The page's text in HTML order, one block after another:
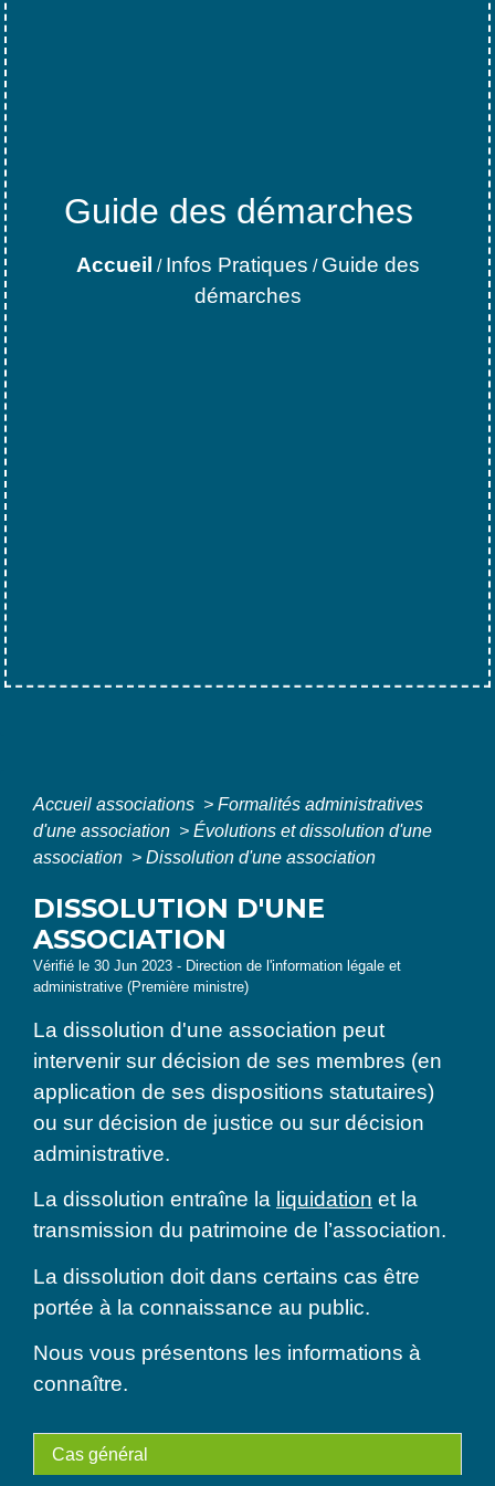
Guide des démarches
Accueil / Infos Pratiques / Guide des
démarches
Accueil associations > Formalités administratives
d'une association > Évolutions et dissolution d'une
association > Dissolution d'une association
DISSOLUTION D'UNE
ASSOCIATION
Vérifié le 30 Jun 2023 - Direction de l'information légale et
administrative (Première ministre)
La dissolution d'une association peut
intervenir sur décision de ses membres (en
application de ses dispositions statutaires)
ou sur décision de justice ou sur décision
administrative.
La dissolution entraîne la liquidation et la
transmission du patrimoine de l’association.
La dissolution doit dans certains cas être
portée à la connaissance au public.
Nous vous présentons les informations à
connaître.
Cas général